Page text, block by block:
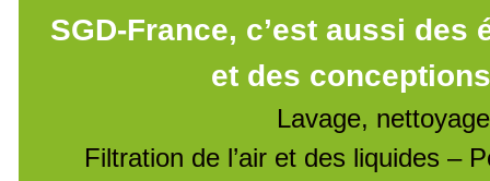
SGD-France, c’est aussi
et des
Lavage,
Filtration de l’air et des liquides –